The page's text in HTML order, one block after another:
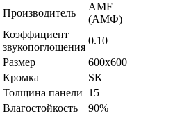
Производитель
AMF
(АМФ)
Коэффициент
звукопоглощения
0.10
Размер
600x600
Кромка
SK
Толщина панели 15
Влагостойкость
90%